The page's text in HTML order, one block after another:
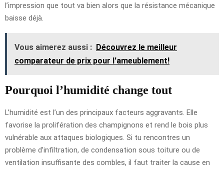
l’impression que tout va bien alors que la résistance mécanique
baisse déjà.
Vous aimerez aussi : Découvrez le meilleur
comparateur de prix pour l'ameublement!
Pourquoi l’humidité change tout
L’humidité est l’un des principaux facteurs aggravants. Elle
favorise la prolifération des champignons et rend le bois plus
vulnérable aux attaques biologiques. Si tu rencontres un
problème d’infiltration, de condensation sous toiture ou de
ventilation insuffisante des combles, il faut traiter la cause en